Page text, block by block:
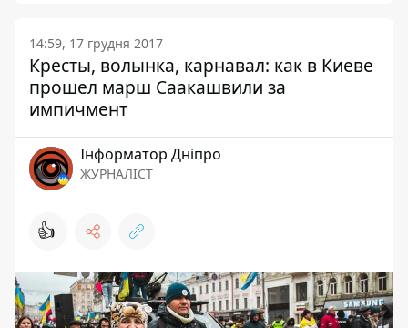
14:59, 17 грудня 2017
Кресты, волынка, карнавал: как в Киеве
прошел марш Саакашвили за
импичмент
Інформатор Дніпро
ЖУРНАЛІСТ
👍